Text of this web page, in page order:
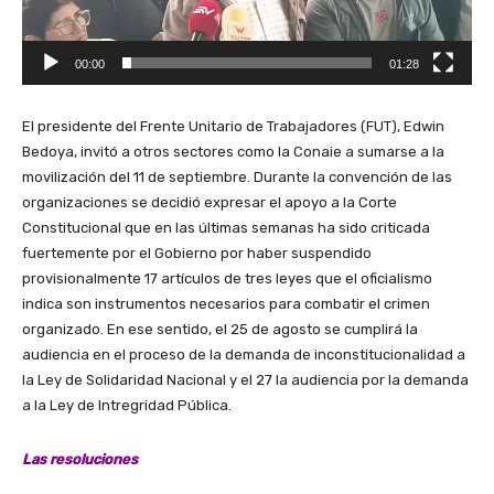
t
d
e
v
í
d
e
o
00:00 01:28
El presidente del Frente Unitario de Trabajadores (FUT), Edwin
Bedoya, invitó a otros sectores como la Conaie a sumarse a la
movilización del 11 de septiembre. Durante la convención de las
organizaciones se decidió expresar el apoyo a la Corte
Constitucional que en las últimas semanas ha sido criticada
fuertemente por el Gobierno por haber suspendido
provisionalmente 17 artículos de tres leyes que el oficialismo
indica son instrumentos necesarios para combatir el crimen
organizado. En ese sentido, el 25 de agosto se cumplirá la
audiencia en el proceso de la demanda de inconstitucionalidad a
la Ley de Solidaridad Nacional y el 27 la audiencia por la demanda
a la Ley de Intregridad Pública.
Las resoluciones